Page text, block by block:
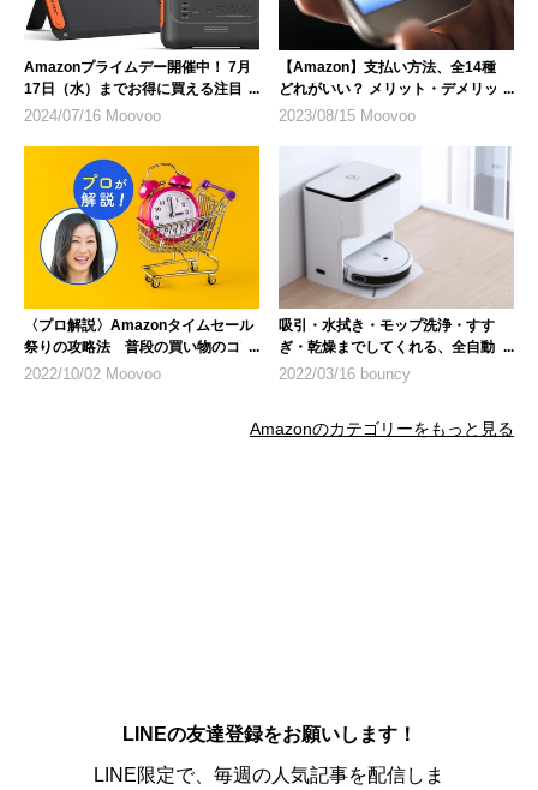
Amazonプライムデー開催中！ 7月
17日（水）までお得に買える注目商
品を紹介
2024/07/16 Moovoo
【Amazon】支払い方法、全14種
どれがいい？ メリット・デメリット
を解説
2023/08/15 Moovoo
〈プロ解説〉Amazonタイムセール
祭りの攻略法 普段の買い物のコツ
も紹介
2022/10/02 Moovoo
吸引・水拭き・モップ洗浄・すす
ぎ・乾燥までしてくれる、全自動ロ
ボット掃除機「yeediモップステー
2022/03/16 bouncy
Amazonのカテゴリーをもっと見る
LINEの友達登録をお願いします！
LINE限定で、毎週の人気記事を配信しま